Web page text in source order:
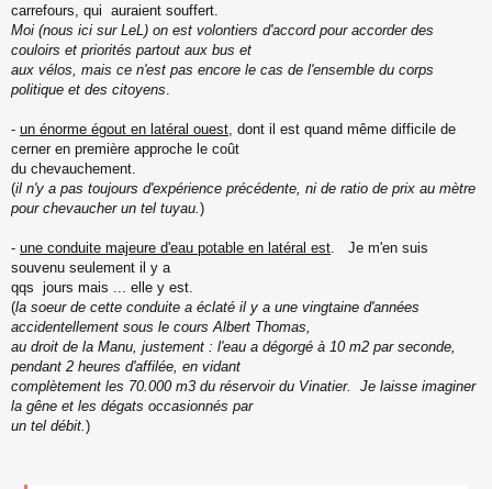
carrefours, qui auraient souffert.
Moi (nous ici sur LeL) on est volontiers d'accord pour accorder des
couloirs et priorités partout aux bus et
aux vélos, mais ce n'est pas encore le cas de l'ensemble du corps
politique et des citoyens
- un énorme égout en latéral ouest , dont il est quand même difficile de
cerner en première approche le coût
du chevauchement.
(il n'y a pas toujours d'expérience précédente, ni de ratio de prix au mètre
pour chevaucher un tel tuyau. )
- une conduite majeure d'eau potable en latéral est . Je m'en suis
souvenu seulement il y a
qqs jours mais ... elle y est.
(la soeur de cette conduite a éclaté il y a une vingtaine d'années
accidentellement sous le cours Albert Thomas,
au droit de la Manu, justement : l'eau a dégorgé à 10 m2 par seconde,
pendant 2 heures d'affilée, en vidant
complètement les 70.000 m3 du réservoir du Vinatier. Je laisse imaginer
la gêne et les dégats occasionnés par
un tel débit. )